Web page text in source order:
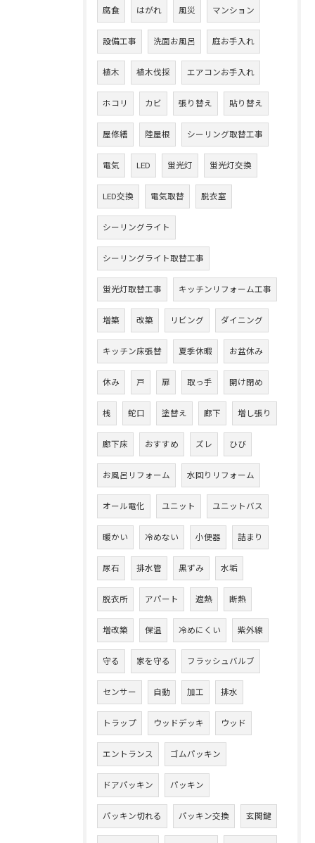
腐食 はがれ 風災 マンション
設備工事 洗面お風呂 庭お手入れ
植木 植木伐採 エアコンお手入れ
ホコリ カビ 張り替え 貼り替え
屋修繕 陸屋根 シーリング取替工事
電気 LED 蛍光灯 蛍光灯交換
LED交換 電気取替 脱衣室
シーリングライト
シーリングライト取替工事
蛍光灯取替工事 キッチンリフォーム工事
増築 改築 リビング ダイニング
キッチン床張替 夏季休暇 お盆休み
休み 戸 扉 取っ手 開け閉め
桟 蛇口 塗替え 廊下 増し張り
廊下床 おすすめ ズレ ひび
お風呂リフォーム 水回りリフォーム
オール電化 ユニット ユニットバス
暖かい 冷めない 小便器 詰まり
尿石 排水管 黒ずみ 水垢
脱衣所 アパート 遮熱 断熱
増改築 保温 冷めにくい 紫外線
守る 家を守る フラッシュバルブ
センサー 自動 加工 排水
トラップ ウッドデッキ ウッド
エントランス ゴムパッキン
ドアパッキン パッキン
パッキン切れる パッキン交換 玄関鍵